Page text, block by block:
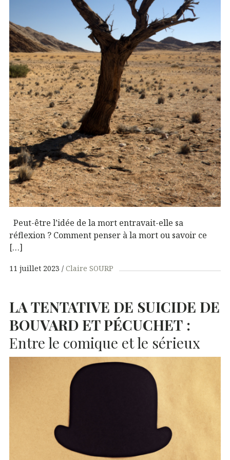
Peut-être l’idée de la mort entravait-elle sa
réflexion ? Comment penser à la mort ou savoir ce
[…]
11 juillet 2023 Claire SOURP
LATENTATIVE DE SUICIDE DE
BOUVARD ET PÉCUCHET :
Entre le comique et le sérieux